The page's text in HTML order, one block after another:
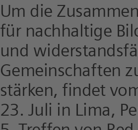
Um die
für nachhaltige
und
Gemeinschaften
stärken, findet
23. Juli in Lima,